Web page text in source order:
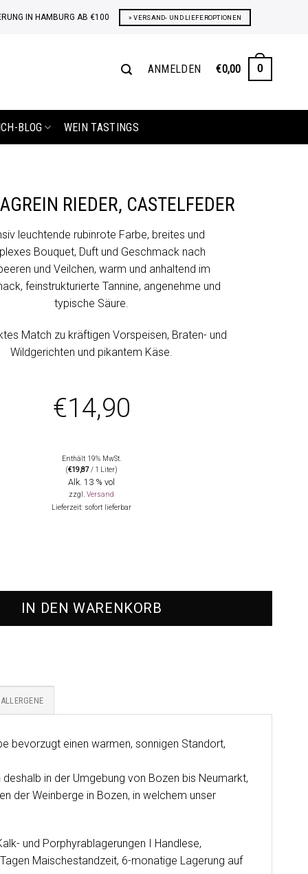
IN HAMBURG AB €100 » VERSAND- UND LIEFEROPTIONEN
ANMELDEN €0,00 0
BLOG WEIN TASTINGS
RIEDER, CASTELFEDER
leuchtende rubinrote Farbe, breites und
Bouquet, Duft und Geschmack nach
und Veilchen, warm und anhaltend im
feinstrukturierte Tannine, angenehme und
typische Säure.
Match zu kräftigen Vorspeisen, Braten- und
Wildgerichten und pikantem Käse.
€14,90
Enthält 19% MwSt.
(€19,87/ 1 Liter)
Alk. 13 % vol
zzgl.Versand
Lieferzeit: sofort lieferbar
Castelfeder Menge
IN DEN WARENKORB
ALLERGENE
bevorzugt einen warmen, sonnigen Standort,
in der Umgebung von Bozen bis Neumarkt,
der Weinberge in Bozen, in welchem unser
und Porphyrablagerungen I Handlese,
Maischestandzeit, 6-monatige Lagerung auf